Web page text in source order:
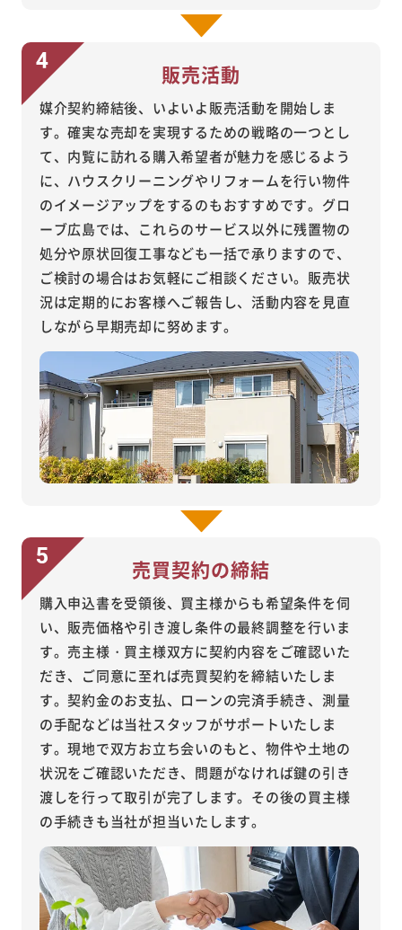
販売活動
媒介契約締結後、いよいよ販売活動を開始しま
す。確実な売却を実現するための戦略の一つとし
て、内覧に訪れる購入希望者が魅力を感じるよう
に、ハウスクリーニングやリフォームを行い物件
のイメージアップをするのもおすすめです。グロ
ーブ広島では、これらのサービス以外に残置物の
処分や原状回復工事なども一括で承りますので、
ご検討の場合はお気軽にご相談ください。販売状
況は定期的にお客様へご報告し、活動内容を見直
しながら早期売却に努めます。
売買契約の締結
購入申込書を受領後、買主様からも希望条件を伺
い、販売価格や引き渡し条件の最終調整を行いま
す。売主様・買主様双方に契約内容をご確認いた
だき、ご同意に至れば売買契約を締結いたしま
す。契約金のお支払、ローンの完済手続き、測量
の手配などは当社スタッフがサポートいたしま
す。現地で双方お立ち会いのもと、物件や土地の
状況をご確認いただき、問題がなければ鍵の引き
渡しを行って取引が完了します。その後の買主様
の手続きも当社が担当いたします。